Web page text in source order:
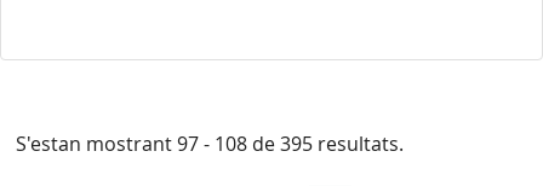
S'estan mostrant 97 - 108 de 395 resultats.